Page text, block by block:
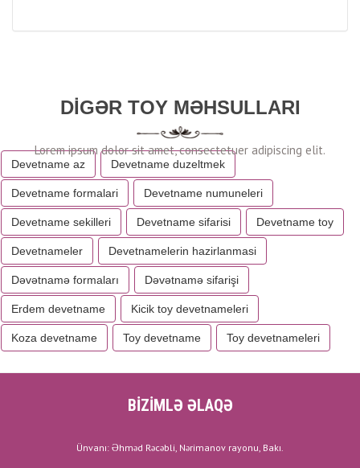
DIGƏR TOY MƏHSULLARI
Devetname az Devetname duzeltmek
Devetname formalari Devetname numuneleri
Devetname sekilleri Devetname sifarisi Devetname toy
Devetnameler Devetnamelerin hazirlanmasi
Dəvətnamə formaları Dəvətnamə sifarişi
Erdem devetname Kicik toy devetnameleri
Koza devetname Toy devetname Toy devetnameleri
BİZİMLƏ ƏLAQƏ
Ünvanı: Əhməd Rəcəbli, Nərimanov rayonu, Bakı.